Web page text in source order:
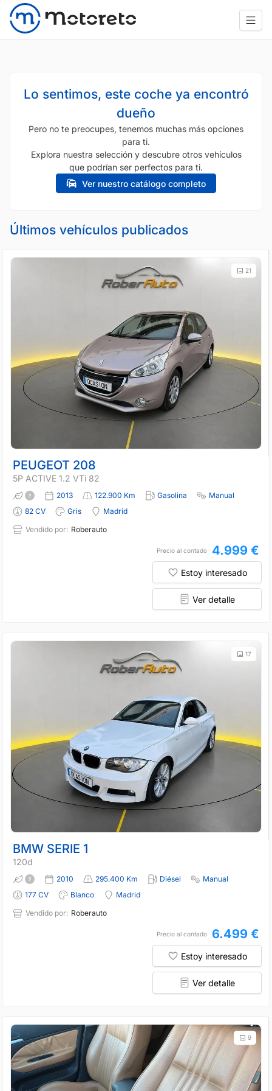
Lo sentimos, este coche ya encontró
dueño
Pero no te preocupes, tenemos muchas más opciones
para ti.
Explora nuestra selección y descubre otros vehículos
que podrían ser perfectos para ti.
Ver nuestro catálogo completo
Últimos vehículos publicados
21
PEUGEOT 208
5P ACTIVE 1.2 VTi 82
2013 122.900 Km Gasolina
Manual
82 CV
Gris
Madrid
Vendido por: Roberauto
Precio al contado 4.999 €
Estoy interesado
Ver detalle
17
BMW SERIE 1
120d
2010 295.400 Km Diésel
Manual
177 CV
Blanco
Madrid
Vendido por: Roberauto
Precio al contado 6.499 €
Estoy interesado
Ver detalle
9